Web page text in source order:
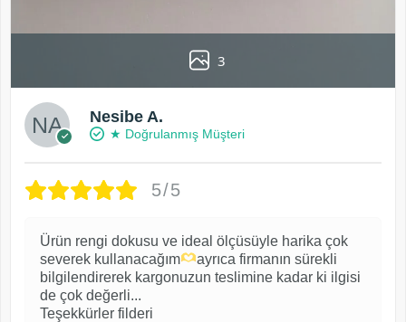
3
Nesibe A.
★ Doğrulanmış Müşteri
5/5
Ürün rengi dokusu ve ideal ölçüsüyle harika çok
severek kullanacağım
ayrıca firmanın sürekli
bilgilendirerek kargonuzun teslimine kadar ki ilgisi
de çok değerli...
Teşekkürler filderi